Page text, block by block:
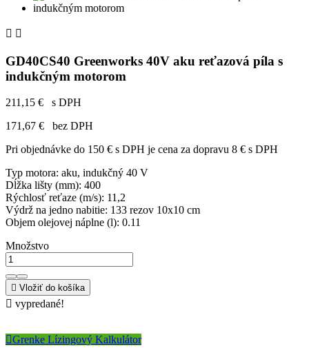
 
GD40CS40 Greenworks 40V aku reťazová píla s
indukčným motorom
211,15 €
s DPH
171,67 €
bez DPH
Pri objednávke do 150 € s DPH je cena za dopravu 8 € s DPH
Typ motora: aku, indukčný 40 V
Dĺžka lišty (mm): 400
Rýchlosť reťaze (m/s): 11,2
Výdrž na jedno nabitie: 133 rezov 10x10 cm
Objem olejovej náplne (l): 0.11
Množstvo
 Vložiť do košíka
 vypredané!
Grenke Lízingový Kalkulátor